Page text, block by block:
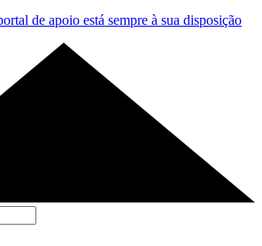
de apoio está sempre à sua disposição